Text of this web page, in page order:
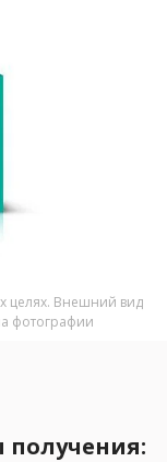
целях. Внешний вид
фотографии